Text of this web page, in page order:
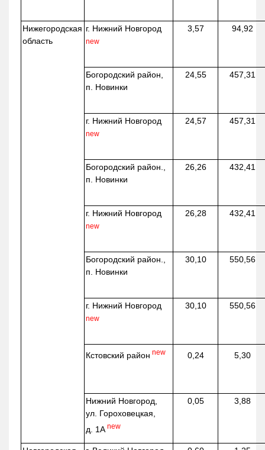
Нижегородская
область
г. Нижний Новгород
new
3,57 94,92
Богородский район,
п. Новинки
24,55 457,31
г. Нижний Новгород
new
24,57 457,31
Богородский район.,
п. Новинки
26,26 432,41
г. Нижний Новгород
new
26,28 432,41
Богородский район.,
п. Новинки
30,10 550,56
г. Нижний Новгород
new
30,10 550,56
Кстовский район new 0,24 5,30
Нижний Новгород,
ул. Гороховецкая,
д. 1А new
0,05 3,88